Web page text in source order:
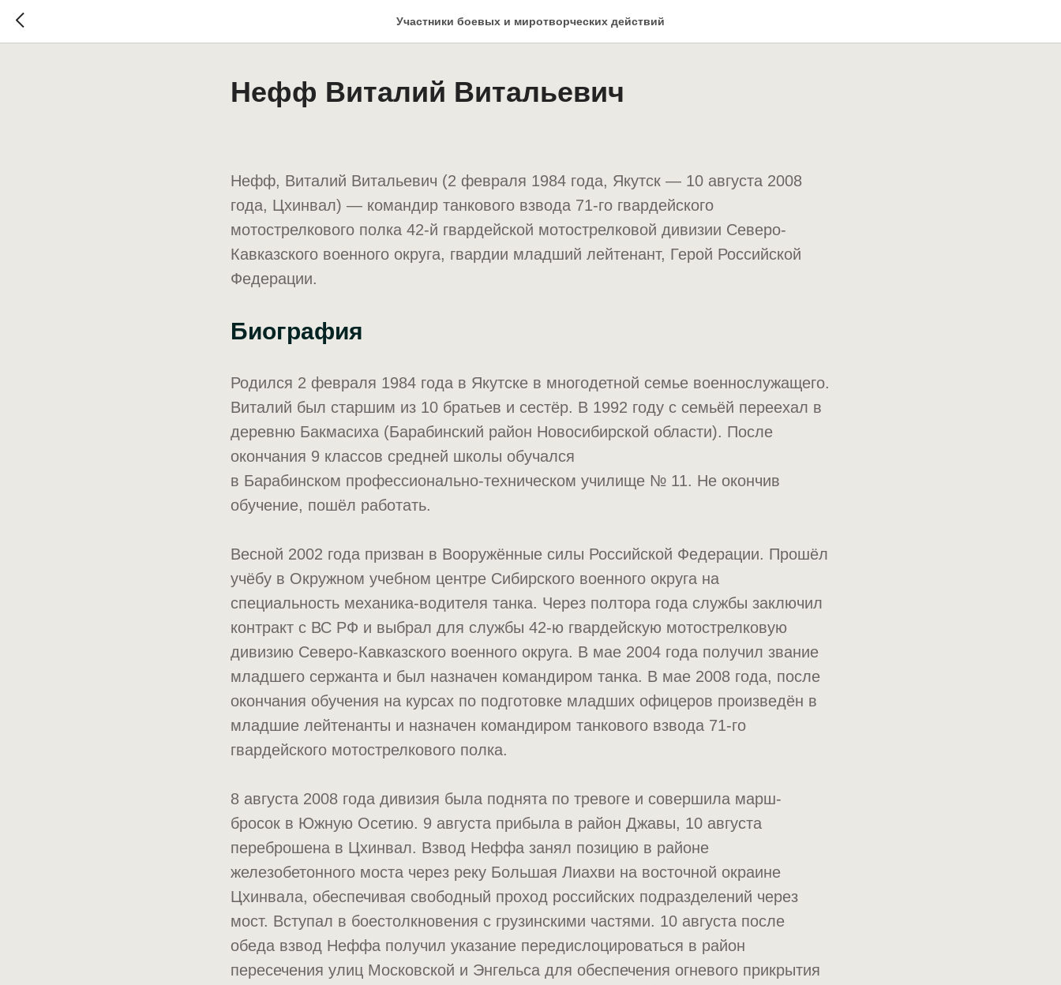
Участники боевых и миротворческих действий
Нефф Виталий Витальевич
Нефф, Виталий Витальевич (2 февраля 1984 года, Якутск — 10 августа 2008
года, Цхинвал) — командир танкового взвода 71-го гвардейского
мотострелкового полка 42-й гвардейской мотострелковой дивизии Северо-
Кавказского военного округа, гвардии младший лейтенант, Герой Российской
Федерации.
Биография
Родился 2 февраля 1984 года в Якутске в многодетной семье военнослужащего.
Виталий был старшим из 10 братьев и сестёр. В 1992 году с семьёй переехал в
деревню Бакмасиха (Барабинский район Новосибирской области). После
окончания 9 классов средней школы обучался
в Барабинском профессионально-техническом училище № 11. Не окончив
обучение, пошёл работать.
Весной 2002 года призван в Вооружённые силы Российской Федерации. Прошёл
учёбу в Окружном учебном центре Сибирского военного округа на
специальность механика-водителя танка. Через полтора года службы заключил
контракт с ВС РФ и выбрал для службы 42-ю гвардейскую мотострелковую
дивизию Северо-Кавказского военного округа. В мае 2004 года получил звание
младшего сержанта и был назначен командиром танка. В мае 2008 года, после
окончания обучения на курсах по подготовке младших офицеров произведён в
младшие лейтенанты и назначен командиром танкового взвода 71-го
гвардейского мотострелкового полка.
8 августа 2008 года дивизия была поднята по тревоге и совершила марш-
бросок в Южную Осетию. 9 августа прибыла в район Джавы, 10 августа
переброшена в Цхинвал. Взвод Неффа занял позицию в районе
железобетонного моста через реку Большая Лиахви на восточной окраине
Цхинвала, обеспечивая свободный проход российских подразделений через
мост. Вступал в боестолкновения с грузинскими частями. 10 августа после
обеда взвод Неффа получил указание передислоцироваться в район
пересечения улиц Московской и Энгельса для обеспечения огневого прикрытия